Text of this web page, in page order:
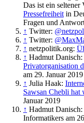
Das ist ein
Pressefreiheit in
Fragen und
↑ Twitter:
↑ Twitter:
↑ netzpolitik.org:
↑ Hadmut Danisch:
Privatorganisation
am 29. Januar 2019
↑ Julia Haak:
Sawsan Chebli hat
Januar 2019
↑ Hadmut Danisch:
Informatikers am